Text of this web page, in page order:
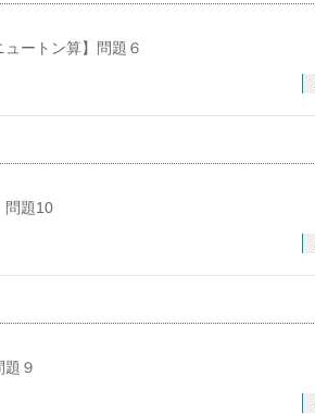
ートン算】問題６
問題10
題９